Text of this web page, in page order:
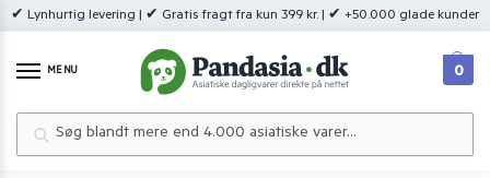
✔ Lynhurtig levering | ✔ Gratis fragt fra kun 399 kr. | ✔ +50.000 glade kunder
MENU 0